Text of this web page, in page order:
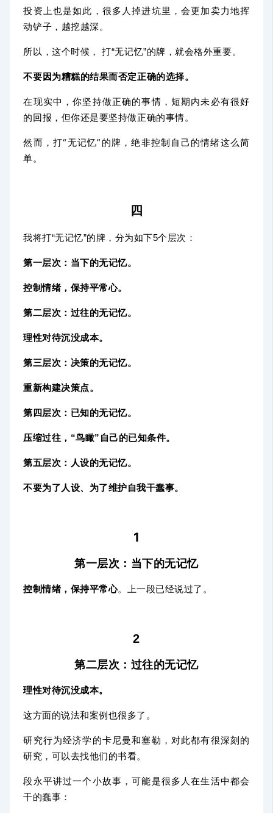
投资上也是如此，很多人掉进坑里，会更加卖力地挥
动铲子，越挖越深。
所以，这个时候， 打“无记忆”的牌，就会格外重要。
不要因为糟糕的结果而否定正确的选择。
在现实中，你坚持做正确的事情，短期内未必有很好
的回报，但你还是要坚持做正确的事情。
然而，打“无记忆”的牌，绝非控制自己的情绪这么简
单。
四
我将打“无记忆”的牌，分为如下5个层次：
第一层次：当下的无记忆。
控制情绪，保持平常心。
第二层次：过往的无记忆。
理性对待沉没成本。
第三层次：决策的无记忆。
重新构建决策点。
第四层次：已知的无记忆。
压缩过往，“鸟瞰”自己的已知条件。
第五层次：人设的无记忆。
不要为了人设、为了维护自我干蠢事。
1
第一层次：当下的无记忆
控制情绪，保持平常心。上一段已经说过了。
2
第二层次：过往的无记忆
理性对待沉没成本。
这方面的说法和案例也很多了。
研究行为经济学的卡尼曼和塞勒，对此都有很深刻的
研究，可以去找他们的书看。
段永平讲过一个小故事，可能是很多人在生活中都会
干的蠢事：